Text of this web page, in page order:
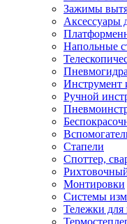
Зажимы
Аксессуары
Напольные
Инструмент
Ручной
Стапели
Споттер,
Монтировки
Системы
Тележки для